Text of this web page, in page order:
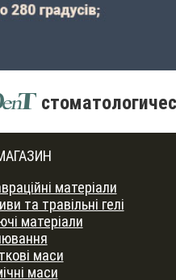
матеріали
та травільні гелі
матеріали
маси
маси